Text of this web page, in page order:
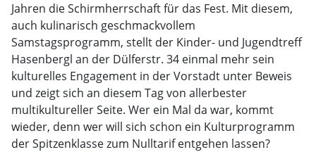
Jahren die Schirmherrschaft für das Fest. Mit diesem,
auch kulinarisch geschmackvollem
Samstagsprogramm, stellt der Kinder- und Jugendtreff
Hasenbergl an der Dülferstr. 34 einmal mehr sein
kulturelles Engagement in der Vorstadt unter Beweis
und zeigt sich an diesem Tag von allerbester
multikultureller Seite. Wer ein Mal da war, kommt
wieder, denn wer will sich schon ein Kulturprogramm
der Spitzenklasse zum Nulltarif entgehen lassen?